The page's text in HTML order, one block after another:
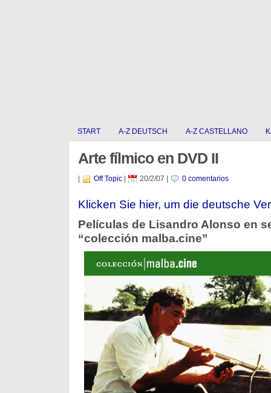
START A-Z DEUTSCH A-Z CASTELLANO
Arte fílmico en DVD II
Off Topic| 20/2/07 0 comentarios
Klicken Sie hier, um die deutsche
Películas de Lisandro Alonso en
“colección malba.cine”